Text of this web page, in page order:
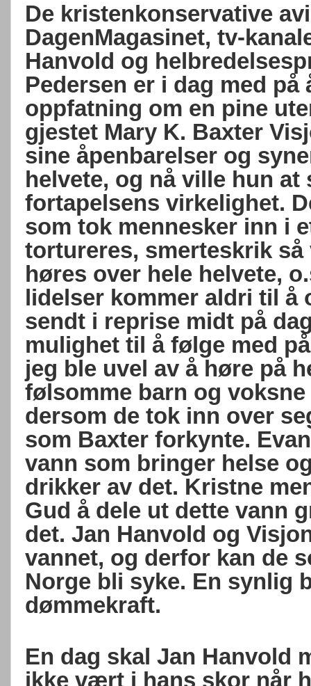
De kristenkonservative
DagenMagasinet, tv-
Hanvold og
Pedersen er i dag med
oppfatning om en pine
gjestet Mary K. Baxter
sine åpenbarelser og
helvete, og nå ville hun
fortapelsens virkelighet.
som tok mennesker inn i
tortureres, smerteskrik
høres over hele helvete,
lidelser kommer aldri til å
sendt i reprise midt på
mulighet til å følge med
jeg ble uvel av å høre på
følsomme barn og
dersom de tok inn over
som Baxter forkynte.
vann som bringer helse
drikker av det. Kristne
Gud å dele ut dette vann
det. Jan Hanvold og
vannet, og derfor kan de
Norge bli syke. En synlig
dømmekraft.
En dag skal Jan Hanvold
ikke vært i hans skor når